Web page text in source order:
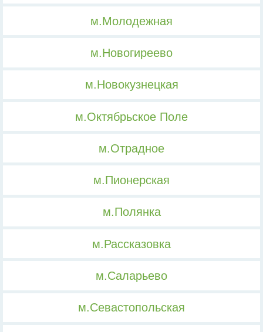
м.Молодежная
м.Новогиреево
м.Новокузнецкая
м.Октябрьское Поле
м.Отрадное
м.Пионерская
м.Полянка
м.Рассказовка
м.Саларьево
м.Севастопольская